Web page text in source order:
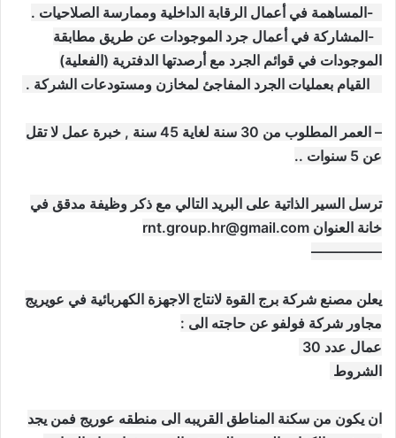
7-المشاركة في أعمال جرد الموجودات عن طريق مطابقة
الموجودات في قوائم الجرد مع أرصدتها الدفترية (الفعلية)
– العمر المطلوب من 30 سنة لغاية 45 سنة , خبرة عمل لا تقل
عن 5 سنوات ..
ترسل السير الذاتية على البريد التالي مع ذكر وظيفة مدقق في
خانة العنوان rnt.group.hr@gmail.com
—————
يعلن مصنع شركة برج القوة لانتاج الاجهزة الكهربائية في عويريج
مجاور شركة فولفو عن حاجته الى :
عمال عدد 30
الشروط
ان يكون من سكنة المناطق القريبه الى منطقه عوريج فمن يجد